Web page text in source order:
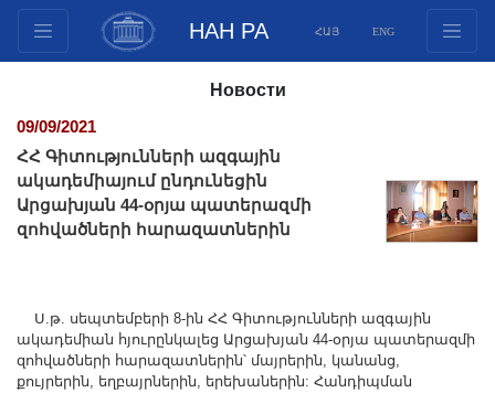
НАН РА ՀԱՅ ENG
Инновационные предложения
Публикации
Фонды
Международное сотрудничество
Молодежные программы
Новости
09/09/2021
ՀՀ Գիտությունների ազգային
ակադեմիայում ընդունեցին
Արցախյան 44-օրյա պատերազմի
զոհվածների հարազատներին
Ս.թ. սեպտեմբերի 8-ին ՀՀ Գիտությունների ազգային
ակադեմիան հյուրընկալեց Արցախյան 44-օրյա պատերազմի
զոհվածների հարազատներին՝ մայրերին, կանանց,
քույրերին, եղբայրներին, երեխաներին: Հանդիպման